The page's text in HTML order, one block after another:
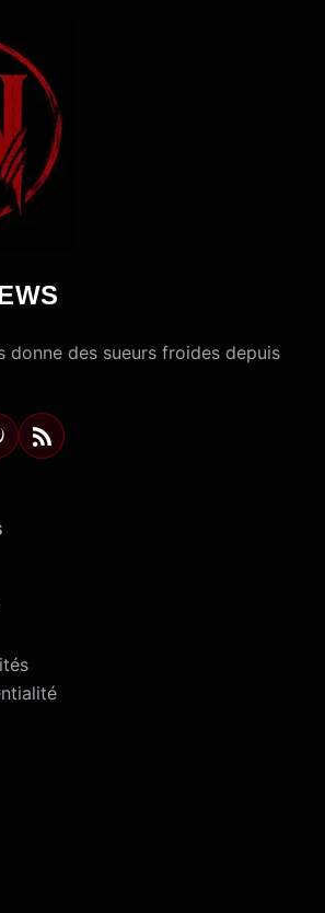
donne des sueurs froides depuis